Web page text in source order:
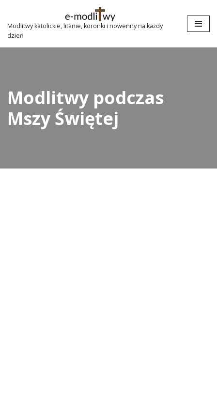
Przejdź
do
treści
Modlitwy katolickie, litanie, koronki i nowenny na każdy
dzień
Modlitwy podczas
Mszy Świętej